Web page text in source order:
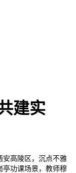
建实
高陵区，沉点不雅
亭功课场景，教师穆